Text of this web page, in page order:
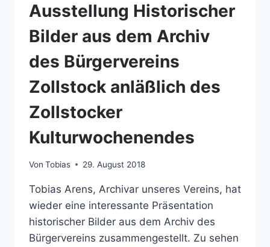
Ausstellung Historischer
Bilder aus dem Archiv
des Bürgervereins
Zollstock anläßlich des
Zollstocker
Kulturwochenendes
Von Tobias 29. August 2018
Tobias Arens, Archivar unseres Vereins, hat
wieder eine interessante Präsentation
historischer Bilder aus dem Archiv des
Bürgervereins zusammengestellt. Zu sehen